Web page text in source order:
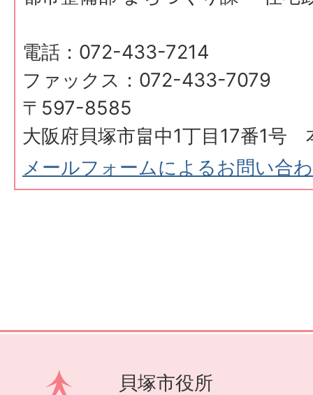
電話：072-433-7214
ファックス：072-433-7079
〒597-8585
大阪府貝塚市畠中1丁目17番1号
メールフォームによるお問い合
貝塚市役所